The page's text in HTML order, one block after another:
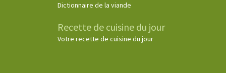
Dictionnaire de la viande
Recette de cuisine du jour
Votre recette de cuisine du jour